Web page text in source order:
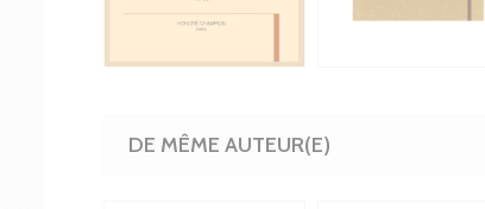
DE MÊME AUTEUR(E)